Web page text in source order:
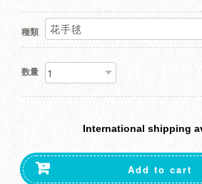
種類
数量
International shipping
Add to cart